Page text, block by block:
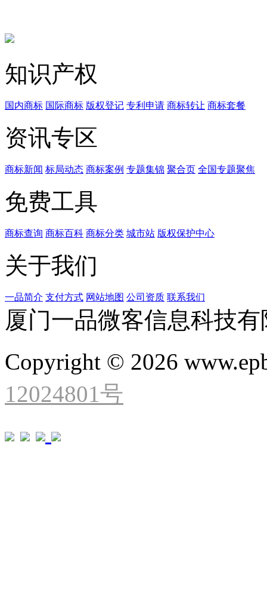
知识产权
国内商标 国际商标 版权登记 专利申请 商标转让 商标套餐
资讯专区
商标新闻 标局动态 商标案例 专题集锦 聚合页 全国专题聚焦
免费工具
商标查询 商标百科 商标分类 城市站 版权保护中心
关于我们
一品简介 支付方式 网站地图 公司资质 联系我们
厦门一品微客信息科技
Copyright © 2026
12024801号